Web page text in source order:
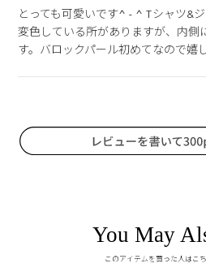
とっても可愛いです^ - ^ Tシャツ&
変色している所がありますが、内側
す。バロックパール初めてなので嬉
You May
このアイテムを買った人はこ